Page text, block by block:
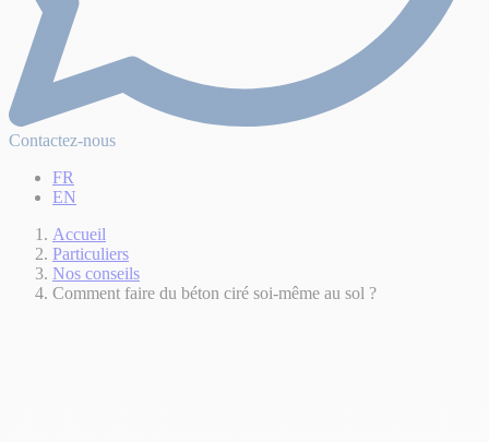
Contactez-nous
FR
EN
Accueil
Particuliers
Nos conseils
Comment faire du béton ciré soi-même au sol ?